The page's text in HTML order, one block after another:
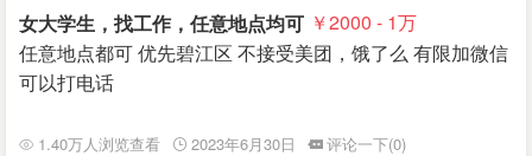
女大学生，找工作，任意地点均可 ￥2000 - 1万
任意地点都可 优先碧江区 不接受美团，饿了么 有限加微信
可以打电话
1.40万人浏览查看 2023年6月30日 评论一下(0)